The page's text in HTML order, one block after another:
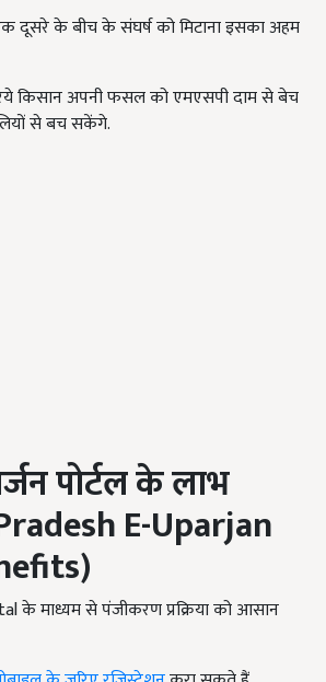
दूसरे के बीच के संघर्ष को मिटाना इसका अहम
किसान अपनी फसल को एमएसपी दाम से बेच
से बच सकेंगे.
पोर्टल के लाभ
E-Uparjan
के माध्यम से पंजीकरण प्रक्रिया को आसान